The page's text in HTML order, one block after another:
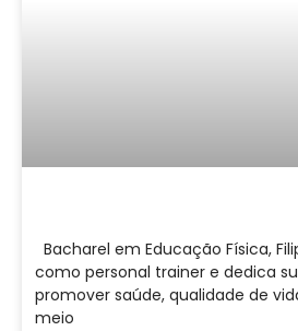
Bacharel em Educação Física,
como personal trainer e dedica
promover saúde, qualidade de
meio